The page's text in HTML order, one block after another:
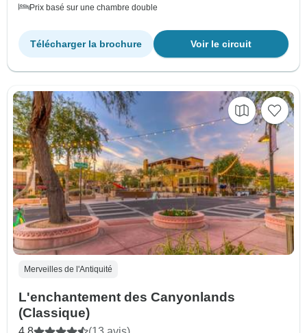
Prix basé sur une chambre double
Voir le circuit
Télécharger la brochure
Merveilles de l'Antiquité
L'enchantement des Canyonlands
(Classique)